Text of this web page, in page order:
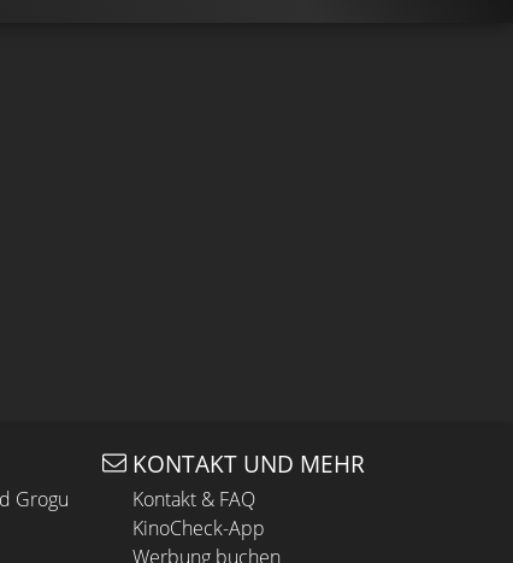
Grogu
KONTAKT UND MEHR
Kontakt & FAQ
KinoCheck-App
Werbung buchen